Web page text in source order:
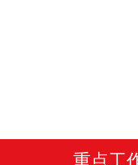
重点工